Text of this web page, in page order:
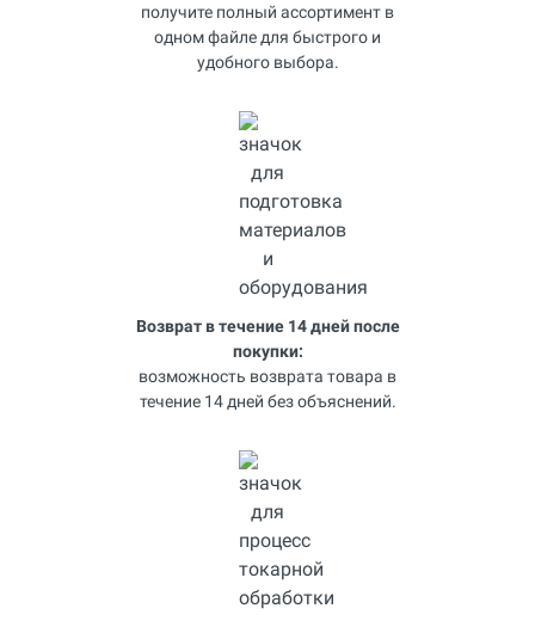
получите полный ассортимент в
одном файле для быстрого и
удобного выбора.
Возврат в течение 14 дней после
покупки:
возможность возврата товара в
течение 14 дней без объяснений.